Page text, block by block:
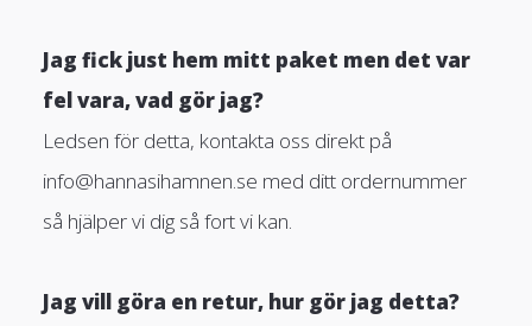
Jag fick just hem mitt paket men det var
fel vara, vad gör jag?
Ledsen för detta, kontakta oss direkt på
info@hannasihamnen.se med ditt ordernummer
så hjälper vi dig så fort vi kan.
Jag vill göra en retur, hur gör jag detta?